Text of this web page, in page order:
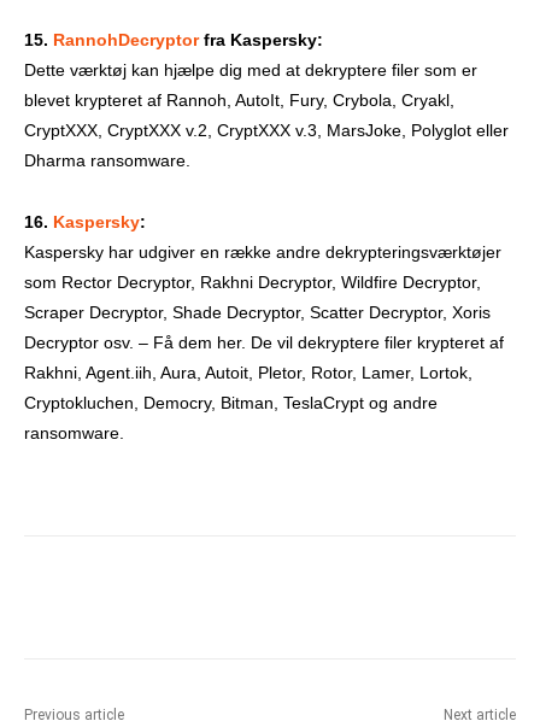
15. RannohDecryptorfra Kaspersky:
Dette værktøj kan hjælpe dig med at dekryptere filer som er
blevet krypteret af Rannoh, AutoIt, Fury, Crybola, Cryakl,
CryptXXX, CryptXXX v.2, CryptXXX v.3, MarsJoke, Polyglot eller
Dharma ransomware.
16. Kaspersky:
Kaspersky har udgiver en række andre dekrypteringsværktøjer
som Rector Decryptor, Rakhni Decryptor, Wildfire Decryptor,
Scraper Decryptor, Shade Decryptor, Scatter Decryptor, Xoris
Decryptor osv. – Få dem her. De vil dekryptere filer krypteret af
Rakhni, Agent.iih, Aura, Autoit, Pletor, Rotor, Lamer, Lortok,
Cryptokluchen, Democry, Bitman, TeslaCrypt og andre
ransomware.
Previous article Next article